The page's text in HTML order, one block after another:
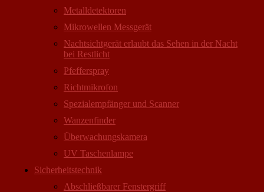
Metalldetektoren
Mikrowellen Messgerät
Nachtsichtgerät erlaubt das Sehen in der Nacht
bei Restlicht
Pfefferspray
Richtmikrofon
Spezialempfänger und Scanner
Wanzenfinder
Überwachungskamera
UV Taschenlampe
Sicherheitstechnik
Abschließbarer Fenstergriff